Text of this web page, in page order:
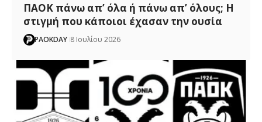
ΠΑΟΚ πάνω απ’ όλα ή πάνω απ’ όλους; Η
στιγμή που κάποιοι έχασαν την ουσία
PAOKDAY 8 Ιουλίου 2026